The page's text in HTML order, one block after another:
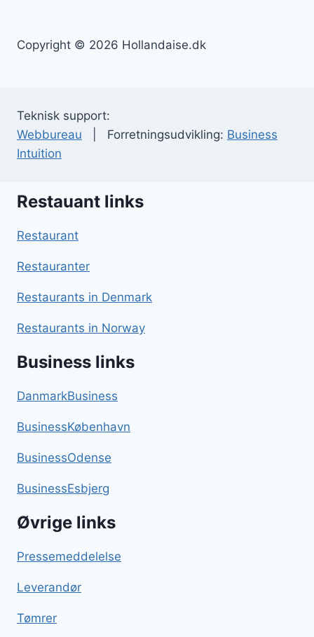
Copyright © 2026 Hollandaise.dk
Teknisk support:
Webbureau | Forretningsudvikling: Business
Intuition
Restauant links
Restaurant
Restauranter
Restaurants in Denmark
Restaurants in Norway
Business links
DanmarkBusiness
BusinessKøbenhavn
BusinessOdense
BusinessEsbjerg
Øvrige links
Pressemeddelelse
Leverandør
Tømrer